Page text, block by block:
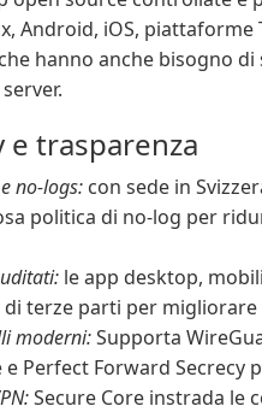
Android, iOS,
hanno anche bisogno
e trasparenza
no-logs: con sede in
politica di no-log per
le app desktop,
terze parti per migliorare
moderni:Supporta
Perfect Forward Secrecy
Secure Core instrada le